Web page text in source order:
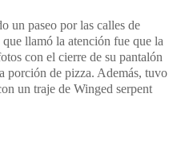
un paseo por las calles de
llamó la atención fue que la
con el cierre de su pantalón
porción de pizza. Además, tuvo
un traje de Winged serpent